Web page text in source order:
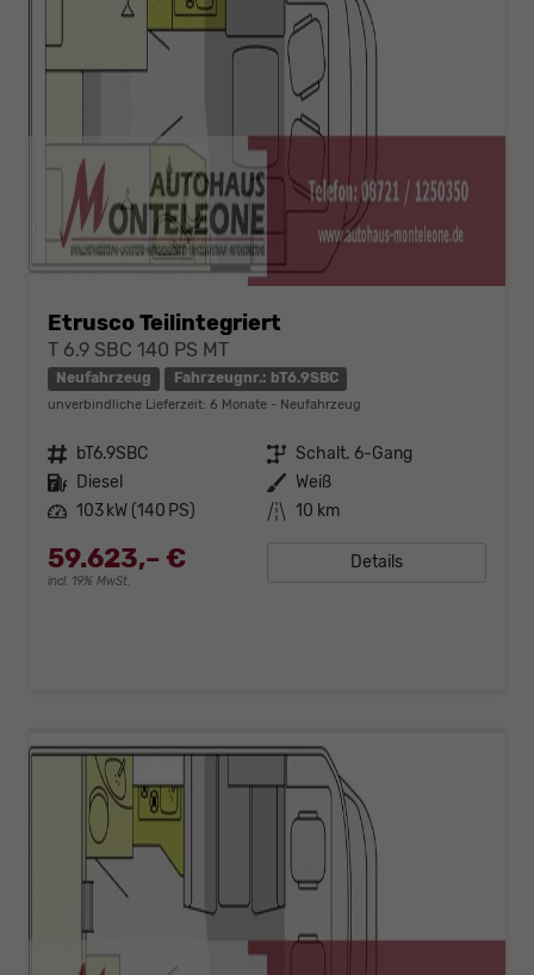
Etrusco Teilintegriert
T 6.9 SBC 140 PS MT
Neufahrzeug Fahrzeugnr.: bT6.9SBC
unverbindliche Lieferzeit: 6 Monate Neufahrzeug
Fahrzeugnr. bT6.9SBC Getriebe Schalt. 6-Gang
Kraftstoff Diesel Außenfarbe Weiß
Leistung 103 kW (140 PS) Kilometerstand 10 km
59.623,– €
incl. 19% MwSt.
Details